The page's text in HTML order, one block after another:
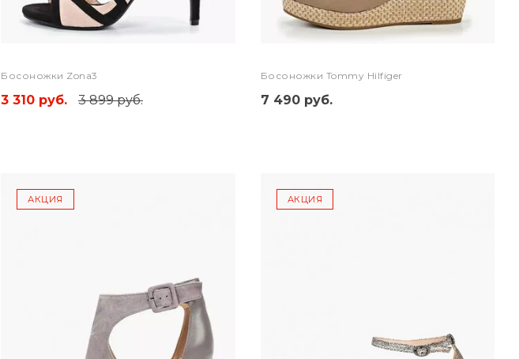
Босоножки Zona3
3 310 руб. 3 899 руб.
Босоножки Tommy Hilfiger
7 490 руб.
АКЦИЯ АКЦИЯ